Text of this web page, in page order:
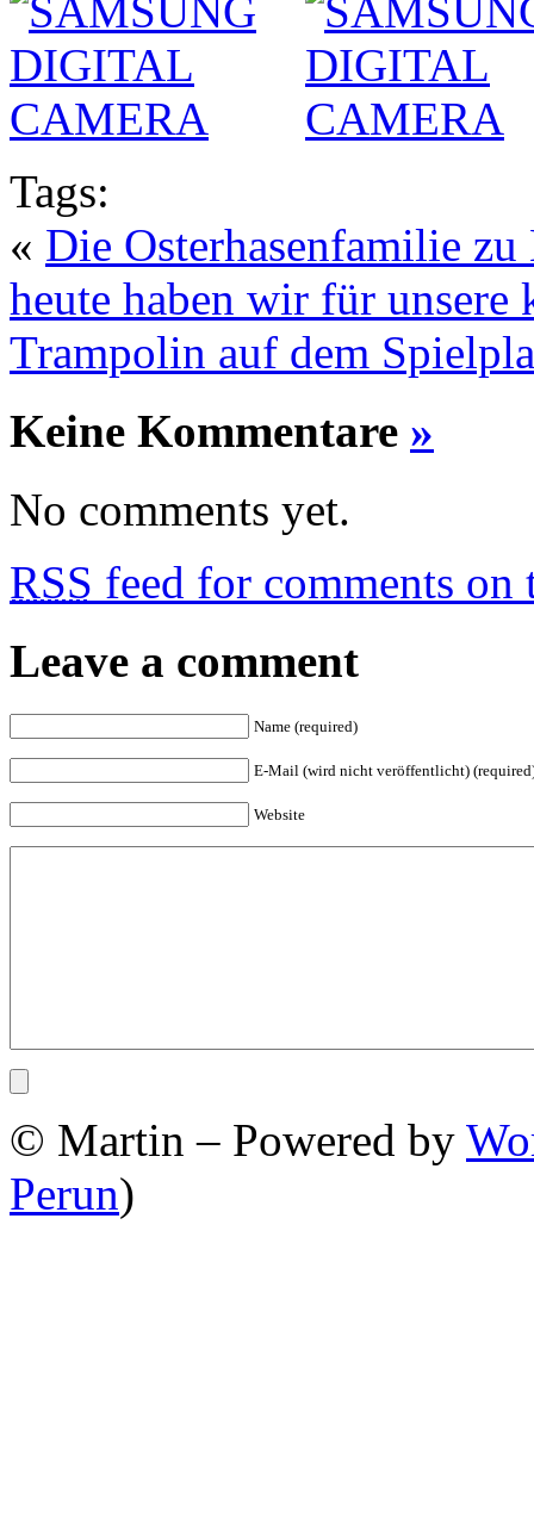
Tags:
« Die Osterhasenfamilie
heute haben wir für unsere
Trampolin auf dem
Keine Kommentare »
No comments yet.
RSS feed for comments on
Leave a comment
Name (required)
E-Mail (wird nicht veröffentlicht)
Website
© Martin – Powered by
Perun)